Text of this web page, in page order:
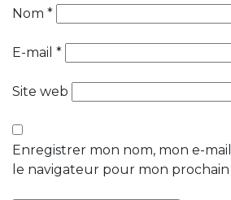
Nom *
E-mail *
Site web
Enregistrer mon nom, mon e-
le navigateur pour mon